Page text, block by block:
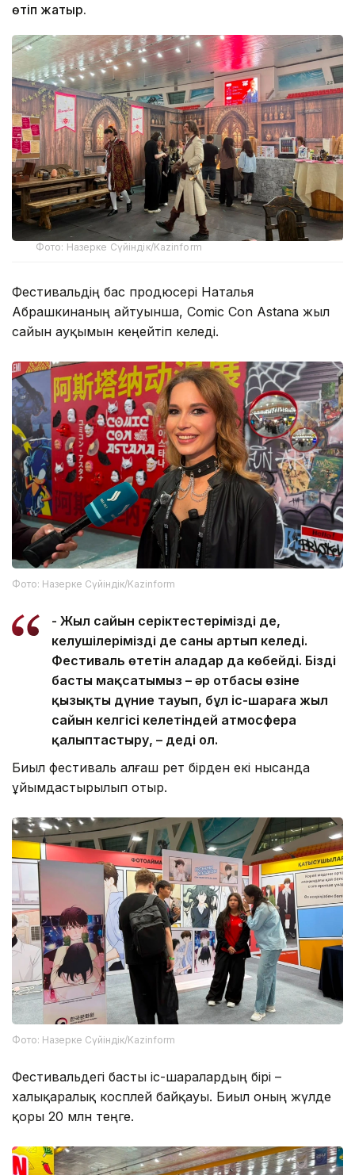
өтіп жатыр.
Фото: Назерке Сүйіндік/Kazinform
Фестивальдің бас продюсері Наталья
Абрашкинаның айтуынша, Comic Con Astana жыл
сайын ауқымын кеңейтіп келеді.
Фото: Назерке Сүйіндік/Kazinform
- Жыл сайын серіктестеріміздің де,
келушілеріміздің де саны артып келеді.
Фестиваль өтетін алаңдар да көбейді. Біздің
басты мақсатымыз – әр отбасы өзіне
қызықты дүние тауып, бұл іс-шараға жыл
сайын келгісі келетіндей атмосфера
қалыптастыру, – деді ол.
Биыл фестиваль алғаш рет бірден екі нысанда
ұйымдастырылып отыр.
Фото: Назерке Сүйіндік/Kazinform
Фестивальдегі басты іс-шаралардың бірі –
халықаралық косплей байқауы. Биыл оның жүлде
қоры 20 млн теңге.